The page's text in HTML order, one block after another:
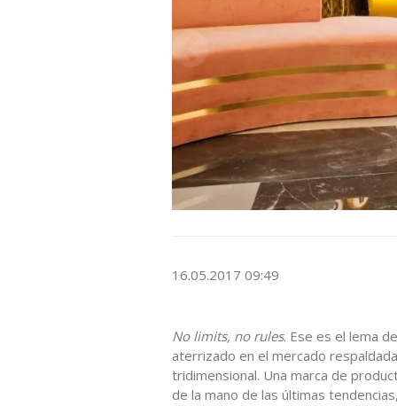
16.05.2017 09:49
No limits, no rules. Ese es el lema
aterrizado en el mercado
tridimensional. Una marca de
de la mano de las últimas